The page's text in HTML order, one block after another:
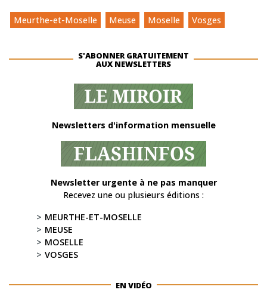
Meurthe-et-Moselle Meuse Moselle Vosges
S'ABONNER GRATUITEMENT
AUX NEWSLETTERS
Newsletters d'information mensuelle
Newsletter urgente à ne pas manquer
Recevez une ou plusieurs éditions :
MEURTHE-ET-MOSELLE
MEUSE
MOSELLE
VOSGES
EN VIDÉO